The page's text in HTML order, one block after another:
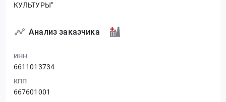
КУЛЬТУРЫ"
Анализ заказчика
ИНН
6611013734
КПП
667601001